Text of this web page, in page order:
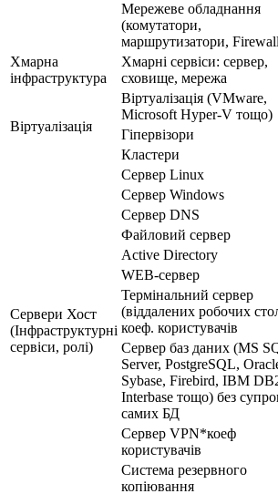
Мережеве обладнання
(комутатори,
маршрутизатори,
Хмарна
інфраструктура
Хмарні сервіси: сервер,
сховище, мережа
Віртуалізація
Віртуалізація (VMware,
Microsoft Hyper-V тощо)
Гіпервізори
Кластери
Сервери Хост
(Інфраструктурні
сервіси, ролі)
Сервер Linux
Сервер Windows
Сервер DNS
Файловий сервер
Active Directory
WEB-сервер
Термінальний сервер
(віддалених робочих
коеф. користувачів
Сервер баз даних (MS
Server, PostgreSQL,
Sybase, Firebird, IBM
Interbase тощо) без
самих БД
Сервер VPN*коеф
користувачів
Система резервного
копіювання